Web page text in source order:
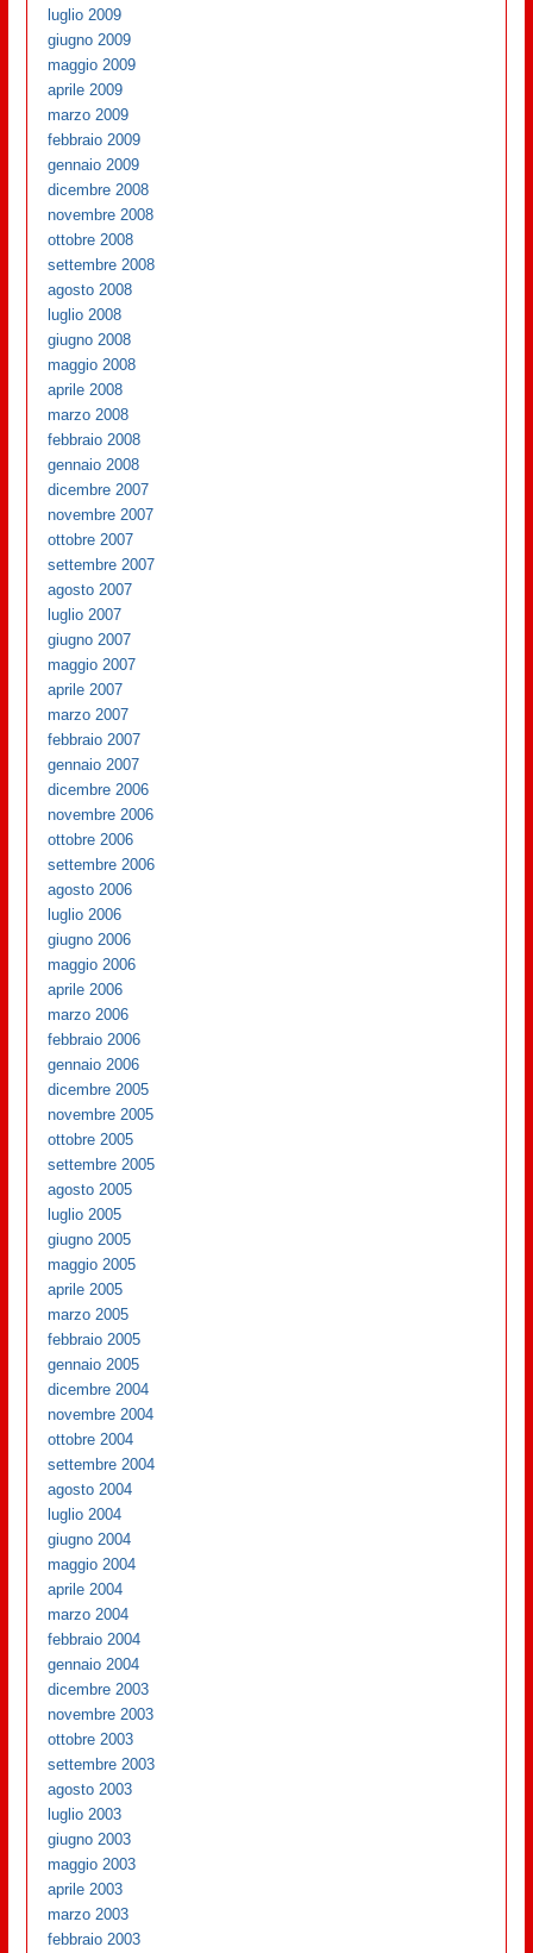
luglio 2009
giugno 2009
maggio 2009
aprile 2009
marzo 2009
febbraio 2009
gennaio 2009
dicembre 2008
novembre 2008
ottobre 2008
settembre 2008
agosto 2008
luglio 2008
giugno 2008
maggio 2008
aprile 2008
marzo 2008
febbraio 2008
gennaio 2008
dicembre 2007
novembre 2007
ottobre 2007
settembre 2007
agosto 2007
luglio 2007
giugno 2007
maggio 2007
aprile 2007
marzo 2007
febbraio 2007
gennaio 2007
dicembre 2006
novembre 2006
ottobre 2006
settembre 2006
agosto 2006
luglio 2006
giugno 2006
maggio 2006
aprile 2006
marzo 2006
febbraio 2006
gennaio 2006
dicembre 2005
novembre 2005
ottobre 2005
settembre 2005
agosto 2005
luglio 2005
giugno 2005
maggio 2005
aprile 2005
marzo 2005
febbraio 2005
gennaio 2005
dicembre 2004
novembre 2004
ottobre 2004
settembre 2004
agosto 2004
luglio 2004
giugno 2004
maggio 2004
aprile 2004
marzo 2004
febbraio 2004
gennaio 2004
dicembre 2003
novembre 2003
ottobre 2003
settembre 2003
agosto 2003
luglio 2003
giugno 2003
maggio 2003
aprile 2003
marzo 2003
febbraio 2003